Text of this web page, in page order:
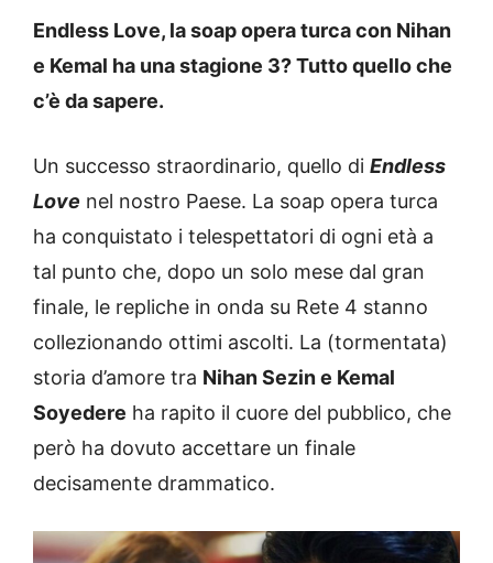
Endless Love, la soap opera turca con Nihan
e Kemal ha una stagione 3? Tutto quello che
c’è da sapere.
Un successo straordinario, quello di Endless
Love nel nostro Paese. La soap opera turca
ha conquistato i telespettatori di ogni età a
tal punto che, dopo un solo mese dal gran
finale, le repliche in onda su Rete 4 stanno
collezionando ottimi ascolti. La (tormentata)
storia d’amore tra Nihan Sezin e Kemal
Soyedere ha rapito il cuore del pubblico, che
però ha dovuto accettare un finale
decisamente drammatico.